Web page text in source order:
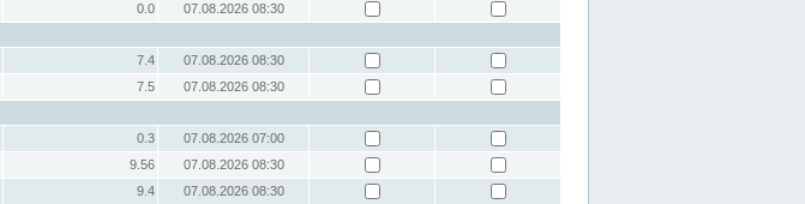
0.0
07.08.2026 08:30
7.4
07.08.2026 08:30
7.5
07.08.2026 08:30
0.3
07.08.2026 07:00
9.56
07.08.2026 08:30
9.4
07.08.2026 08:30